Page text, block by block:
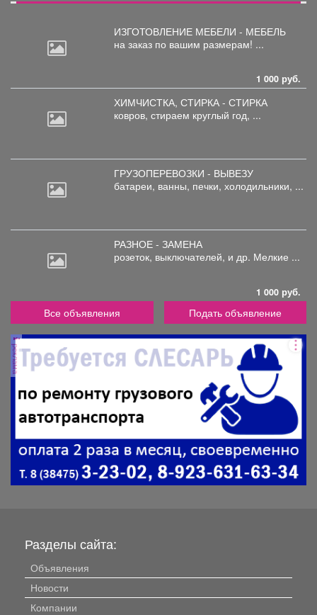
ИЗГОТОВЛЕНИЕ МЕБЕЛИ - МЕБЕЛЬ
на заказ по вашим размерам! ...
1 000 руб.
ХИМЧИСТКА, СТИРКА - СТИРКА
ковров, стираем круглый год, ...
ГРУЗОПЕРЕВОЗКИ - ВЫВЕЗУ
батареи, ванны, печки, холодильники, ...
РАЗНОЕ - ЗАМЕНА
розеток, выключателей, и др. Мелкие ...
1 000 руб.
Все объявления Подать объявление
реклама
Разделы сайта:
Объявления
Новости
Компании